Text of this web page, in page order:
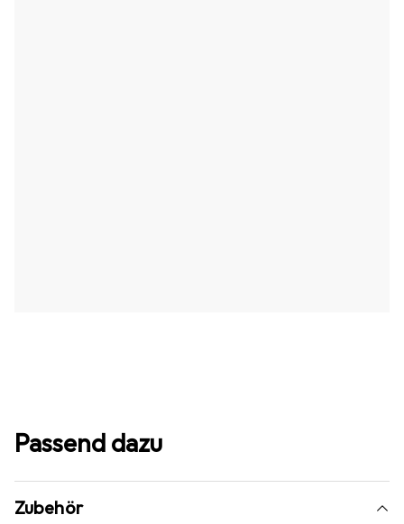
Passend dazu
Zubehör